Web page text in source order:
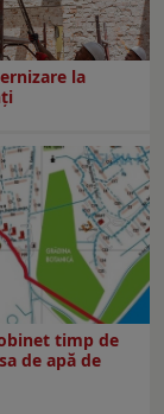
la
timp de
de apă de